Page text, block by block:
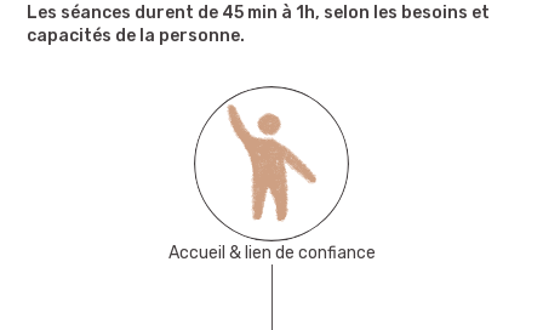
Les séances durent de 45 min à 1h, selon les besoins et
capacités de la personne.
Accueil & lien de confiance